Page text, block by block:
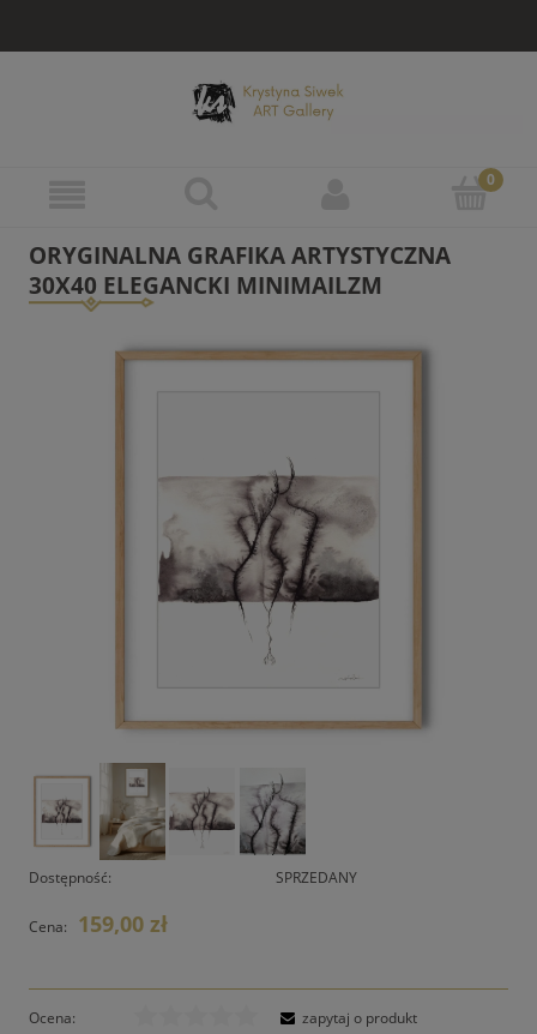
ORYGINALNA GRAFIKA ARTYSTYCZNA
30X40 ELEGANCKI MINIMAILZM
Dostępność: SPRZEDANY
Cena: 159,00 zł
Ocena:
zapytaj o produkt